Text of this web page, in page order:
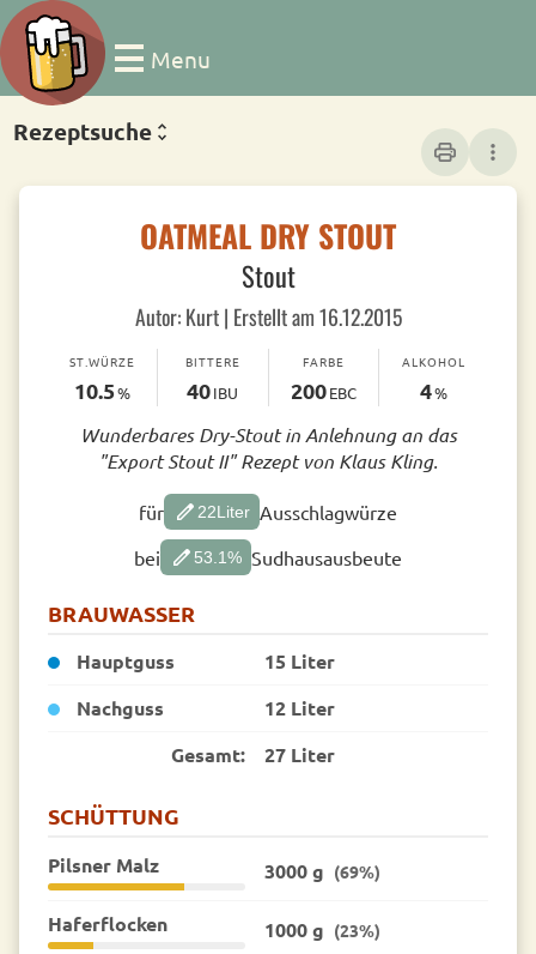
Menu
Rezeptsuche
print more_vert
OATMEAL DRY STOUT
Stout
Autor: Kurt | Erstellt am 16.12.2015
ST.WÜRZE
10.5%
BITTERE
40IBU
FARBE
200EBC
ALKOHOL
4%
Wunderbares Dry-Stout in Anlehnung an das
"Export Stout II" Rezept von Klaus Kling.
für edit 22Liter Ausschlagwürze
bei edit 53.1% Sudhausausbeute
BRAUWASSER
Hauptguss
15 Liter
Nachguss
12 Liter
Gesamt:
27 Liter
SCHÜTTUNG
Pilsner Malz 3000 g (69%)
Haferflocken 1000 g (23%)